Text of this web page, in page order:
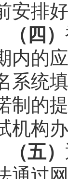
安排
）
内的
系统
制的
机构
）